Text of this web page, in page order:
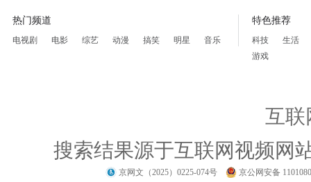
热门频道
电视剧 电影 综艺 动漫 搞笑 明星 音乐
特色推荐
科技
生活
游戏
互联
搜索结果源于互联网视频网
京网文（2025）0225-074号 京公网安备